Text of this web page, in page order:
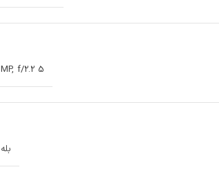
5 MP, f/2.2
بله